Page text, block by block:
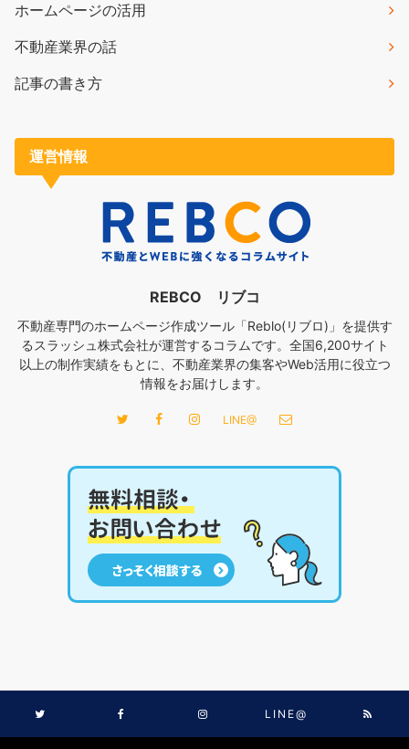
ホームページの活用
不動産業界の話
記事の書き方
運営情報
REBCO リブコ
不動産専門のホームページ作成ツール「Reblo(リブロ)」を提供す
るスラッシュ株式会社が運営するコラムです。全国6,200サイト
以上の制作実績をもとに、不動産業界の集客やWeb活用に役立つ
情報をお届けします。
LINE@
LINE@